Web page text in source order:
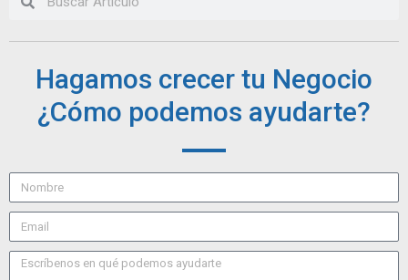
Hagamos crecer tu Negocio
¿Cómo podemos ayudarte?